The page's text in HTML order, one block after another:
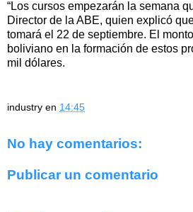
“Los cursos empezarán la semana
Director de la ABE, quien explicó
tomará el 22 de septiembre. El
boliviano en la formación de estos
mil dólares.
industry en 14:45
No hay comentarios:
Publicar un comentario